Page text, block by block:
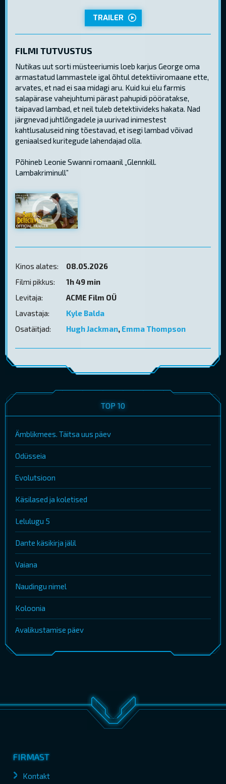
TRAILER
FILMI TUTVUSTUS
Nutikas uut sorti müsteeriumis loeb karjus George oma
armastatud lammastele igal õhtul detektiiviromaane ette,
arvates, et nad ei saa midagi aru. Kuid kui elu farmis
salapärase vahejuhtumi pärast pahupidi pööratakse,
taipavad lambad, et neil tuleb detektiivideks hakata. Nad
järgnevad juhtlõngadele ja uurivad inimestest
kahtlusaluseid ning tõestavad, et isegi lambad võivad
geniaalsed kuritegude lahendajad olla.
Põhineb Leonie Swanni romaanil „Glennkill.
Lambakriminull”
Kinos alates:
08.05.2026
Filmi pikkus:
1h 49 min
Levitaja:
ACME Film OÜ
Lavastaja:
Kyle Balda
Osatäitjad:
Hugh Jackman, Emma Thompson
TOP 10
Ämblikmees. Täitsa uus päev
Odüsseia
Evolutsioon
Käsilased ja koletised
Lelulugu 5
Dante käsikirja jälil
Vaiana
Naudingu nimel
Koloonia
Avalikustamise päev
FIRMAST
Kontakt